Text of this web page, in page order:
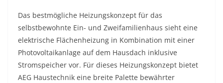
Das bestmögliche Heizungskonzept für das
selbstbewohnte Ein- und Zweifamilienhaus sieht eine
elektrische Flächenheizung in Kombination mit einer
Photovoltaikanlage auf dem Hausdach inklusive
Stromspeicher vor. Für dieses Heizungskonzept bietet
AEG Haustechnik eine breite Palette bewährter